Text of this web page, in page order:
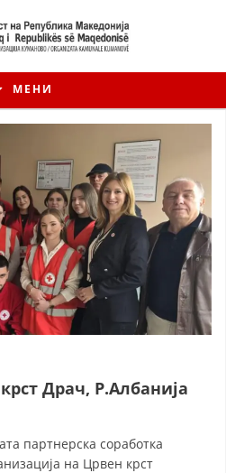
МЕНИ
НА ЦКРМ
НА ДВИЖЕЊЕТО
ИНФОРМАЦИИ
Драч, Р.Албанија
партнерска соработка
на Црвен крст